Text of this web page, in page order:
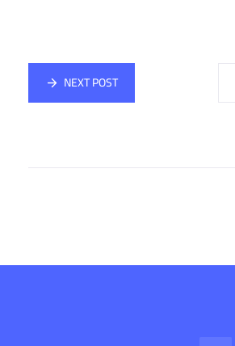
NEXT POST